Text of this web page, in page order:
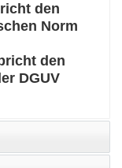
den
Norm
den
DGUV